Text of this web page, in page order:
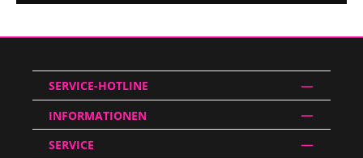
SERVICE-HOTLINE
INFORMATIONEN
SERVICE